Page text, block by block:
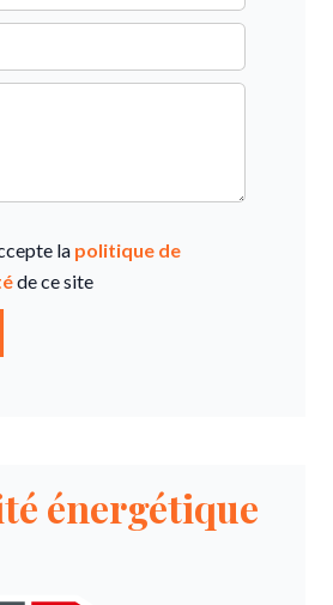
la politique de
de ce site
énergétique